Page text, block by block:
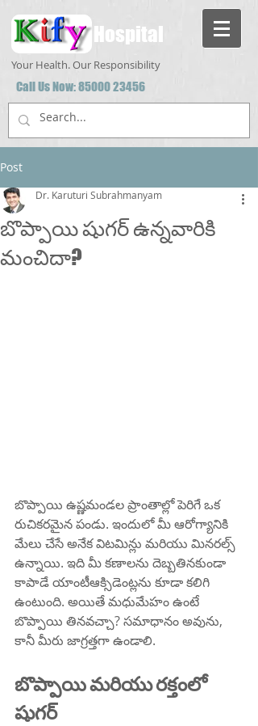
Hospital
Your Health. Our Responsibility
Call Us Now:85000 23456
Post
బొప్పాయి షుగర్ ఉన్నవారికి
మంచిదా?
Dr. Karuturi Subrahmanyam
బొప్పాయి ఉష్ణమండల ప్రాంతాల్లో పెరిగే ఒక
రుచికరమైన పండు. ఇందులో మీ ఆరోగ్యానికి
మేలు చేసే అనేక విటమిన్లు మరియు మినరల్స్
ఉన్నాయి. ఇది మీ కణాలను దెబ్బతినకుండా
కాపాడే యాంటీఆక్సిడెంట్లను కూడా కలిగి
ఉంటుంది. అయితే మధుమేహం ఉంటే
బొప్పాయి తినవచ్చా? సమాధానం అవును,
కానీ మీరు జాగ్రత్తగా ఉండాలి.
బొప్పాయి మరియు రక్తంలో
షుగర్